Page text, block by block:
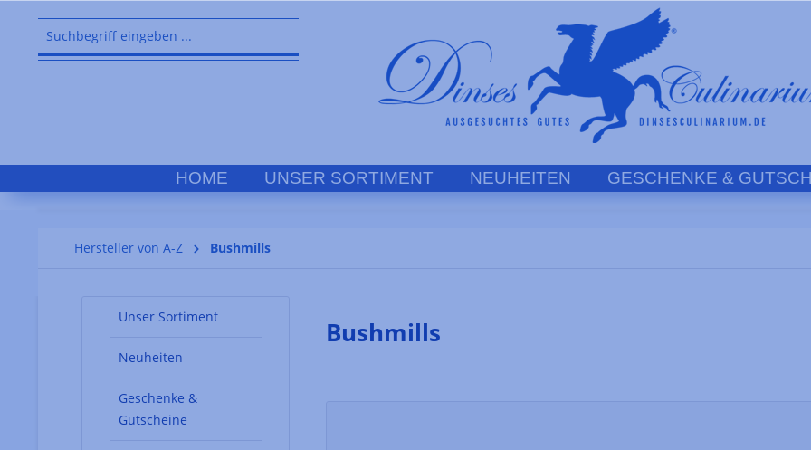
Zur Hauptnavigation springen
HOME UNSER SORTIMENT NEUHEITEN GESCHENKE &
Hersteller von A-Z Bushmills
Unser Sortiment
Neuheiten
Geschenke &
Gutscheine
Bushmills